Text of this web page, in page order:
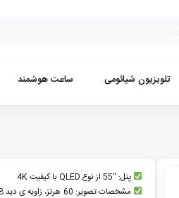
تلویزیون شیائومی ساعت هوشمند
پنل: “55 از نوع QLED با کیفیت 4K